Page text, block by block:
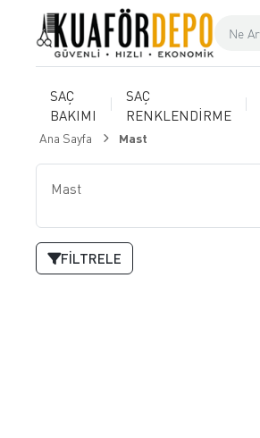
SAÇ
BAKIMI
SAÇ
RENKLENDİRME
Ana Sayfa Mast
Mast
FILTRELE